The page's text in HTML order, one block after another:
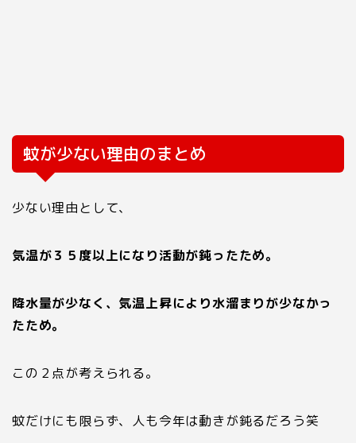
蚊が少ない理由のまとめ
少ない理由として、
気温が３５度以上になり活動が鈍ったため。
降水量が少なく、気温上昇により水溜まりが少なかっ
たため。
この２点が考えられる。
蚊だけにも限らず、人も今年は動きが鈍るだろう笑